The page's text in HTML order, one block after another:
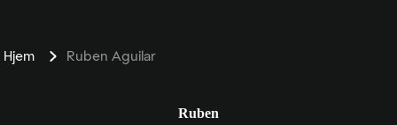
Hjem Ruben Aguilar
Ruben